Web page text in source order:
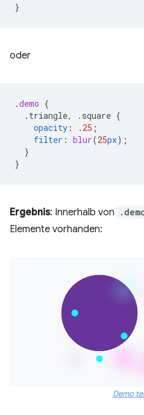
}
oder
.demo {
.triangle,
.square {
opacity : .25 ;
filter : blur(25px);
}
}
Ergebnis: Innerhalb von
Elemente vorhanden:
Demo